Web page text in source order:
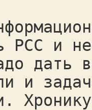
РСС и
дать
и